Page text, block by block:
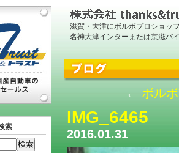
滋賀・大津にボルボプロショッ
名神大津インターまたは京滋バ
索
← ボル
IMG_6465
2016.01.31